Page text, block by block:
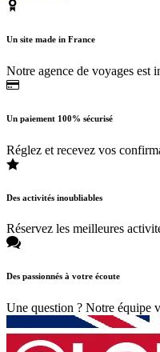
Un site made in France
Notre agence de voyages est
Un paiement 100% sécurisé
Réglez et recevez vos
Des activités inoubliables
Réservez les meilleures
Des passionnés à votre écoute
Une question ? Notre équipe